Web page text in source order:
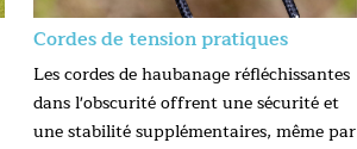
Cordes de tension pratiques
Les cordes de haubanage réfléchissantes
dans l'obscurité offrent une sécurité et
une stabilité supplémentaires, même par